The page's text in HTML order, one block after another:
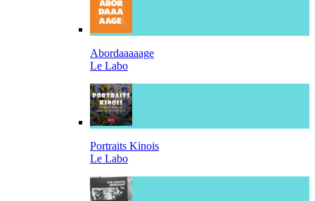
Abordaaaaage
Le Labo
Portraits Kinois
Le Labo